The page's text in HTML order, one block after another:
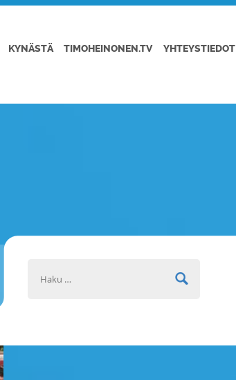
KYNÄSTÄ TIMOHEINONEN.TV YHTEYSTIEDOT